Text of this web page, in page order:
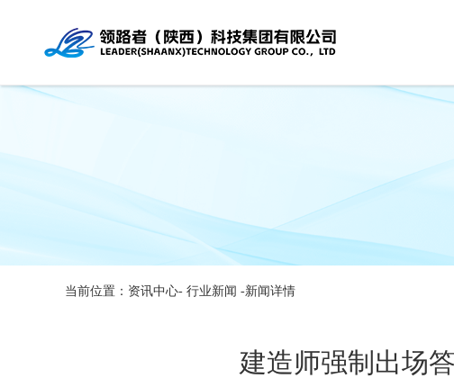
当前位置：资讯中心- 行业新闻 -新闻详情
建造师强制出场